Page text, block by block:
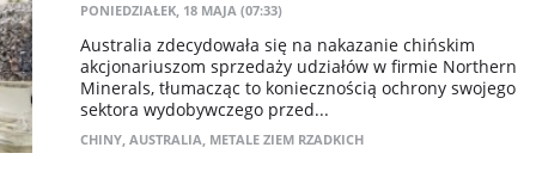
PONIEDZIAŁEK, 18 MAJA (07:33)
Australia zdecydowała się na nakazanie chińskim
akcjonariuszom sprzedaży udziałów w firmie Northern
Minerals, tłumacząc to koniecznością ochrony swojego
sektora wydobywczego przed...
CHINY, AUSTRALIA, METALE ZIEM RZADKICH